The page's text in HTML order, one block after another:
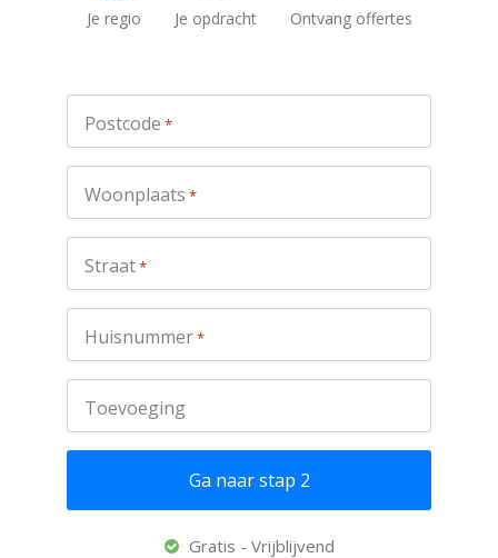
Je regio
Je opdracht
Ontvang offertes
Postcode *
Woonplaats *
Straat*
Huisnummer*
Toevoeging
Gratis - Vrijblijvend